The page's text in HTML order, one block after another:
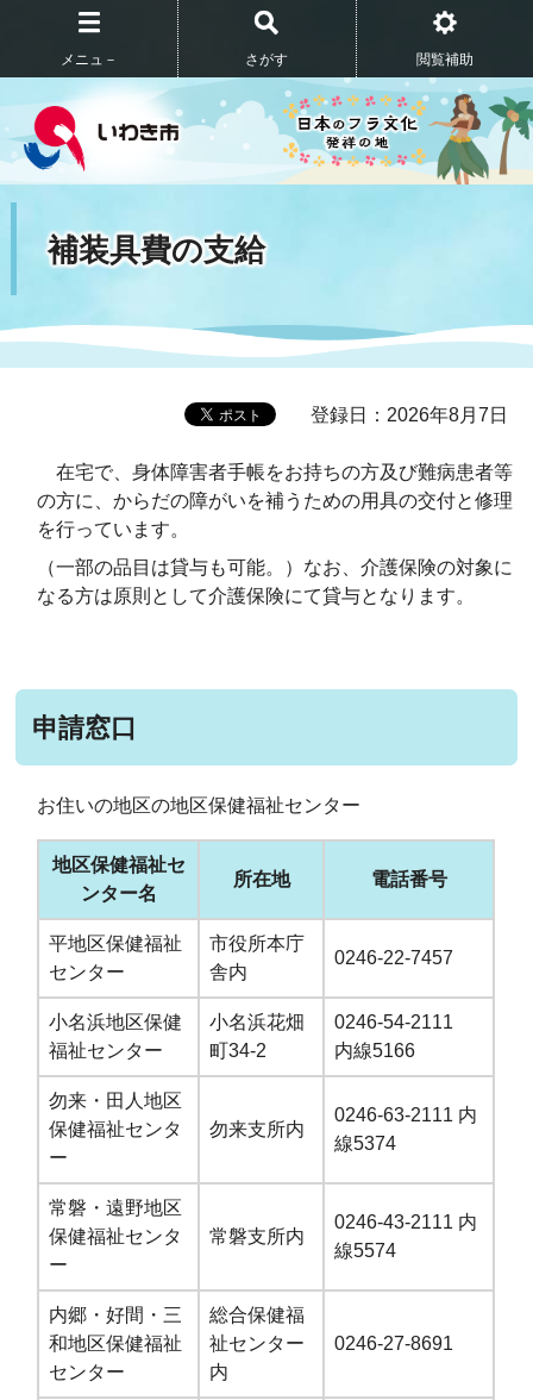
メニュ－ さがす 閲覧補助
補装具費の支給
登録日：2026年8月7日
在宅で、身体障害者手帳をお持ちの方及び難病患者等
の方に、からだの障がいを補うための用具の交付と修理
を行っています。
（一部の品目は貸与も可能。）なお、介護保険の対象に
なる方は原則として介護保険にて貸与となります。
申請窓口
お住いの地区の地区保健福祉センター
地区保健福祉セ
ンター名
所在地 電話番号
平地区保健福祉
センター
市役所本庁
舎内
0246-22-7457
小名浜地区保健
福祉センター
小名浜花畑
町34-2
0246-54-2111
内線5166
勿来・田人地区
保健福祉センタ
ー
勿来支所内
0246-63-2111 内
線5374
常磐・遠野地区
保健福祉センタ
ー
常磐支所内
0246-43-2111 内
線5574
内郷・好間・三
和地区保健福祉
センター
総合保健福
祉センター
内
0246-27-8691